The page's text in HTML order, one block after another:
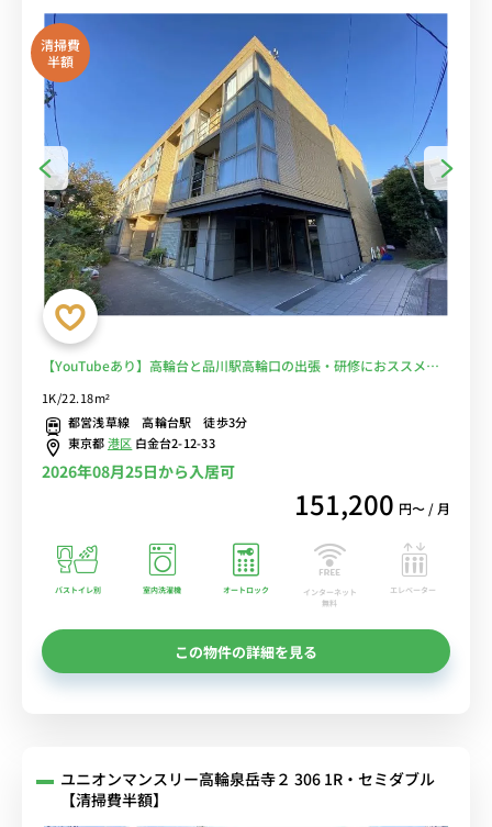
清掃費
半額
【YouTubeあり】高輪台と品川駅高輪口の出張・研修におススメ！
電車に乗らずに安心徒歩通勤♪■選べるWi-Fi格安レンタル中！
1K/22.18m²
都営浅草線 高輪台駅 徒歩3分
東京都港区 白金台2-12-33
2026年08月25日から入居可
151,200 円〜 / 月
バストイレ別 室内洗濯機 オートロック
インターネット
無料
エレベーター
この物件の詳細を見る
ユニオンマンスリー高輪泉岳寺２ 306 1R・セミダブル
【清掃費半額】